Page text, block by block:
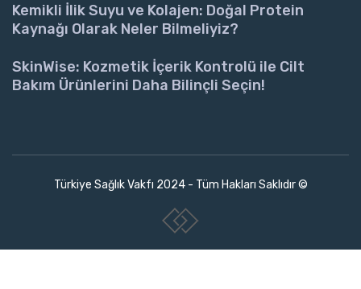
Kemikli İlik Suyu ve Kolajen: Doğal Protein
Kaynağı Olarak Neler Bilmeliyiz?
SkinWise: Kozmetik İçerik Kontrolü ile Cilt
Bakım Ürünlerini Daha Bilinçli Seçin!
Türkiye Sağlık Vakfı 2024 - Tüm Hakları Saklıdır ©
www.collectivepeople.com.tr